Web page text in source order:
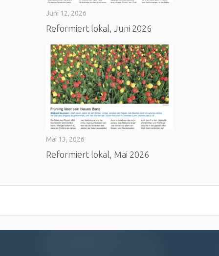
Juni 12, 2026
Reformiert lokal, Juni 2026
Mai 13, 2026
Reformiert lokal, Mai 2026